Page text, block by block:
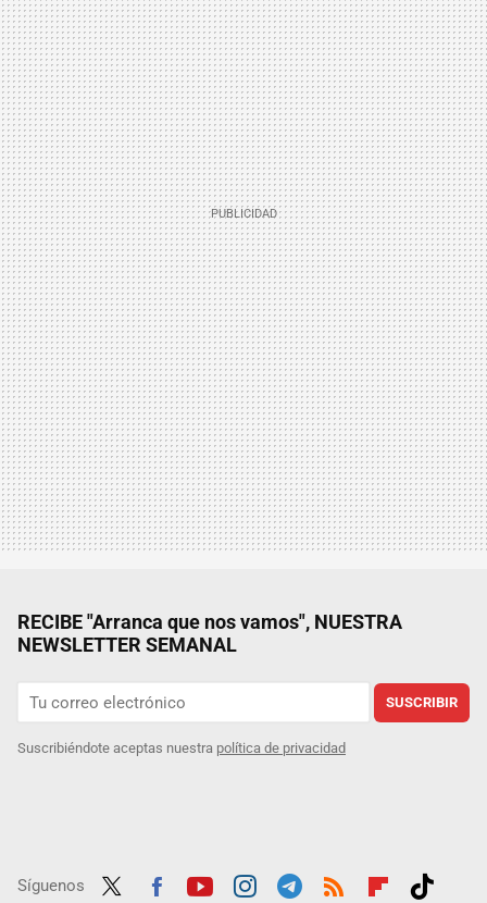
RECIBE "Arranca que nos vamos", NUESTRA
NEWSLETTER SEMANAL
SUSCRIBIR
Suscribiéndote aceptas nuestra política de privacidad
Síguenos